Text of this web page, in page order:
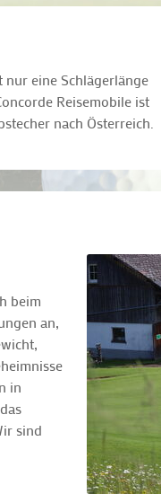
eine Schlägerlänge
Reisemobile ist
nach Österreich.
beim
an,
in
sind